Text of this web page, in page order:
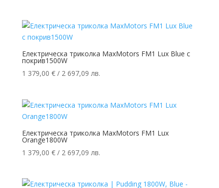
Електрическа триколка MaxMotors FM1 Lux Blue с
покрив1500W
1 379,00 €/ 2 697,09 лв.
Електрическа триколка MaxMotors FM1 Lux
Orange1800W
1 379,00 €/ 2 697,09 лв.